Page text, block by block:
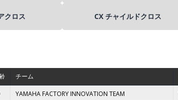
クロス CX チャイルドクロス
チーム
YAMAHA FACTORY INNOVATION TEAM